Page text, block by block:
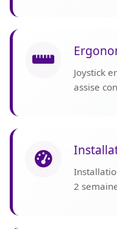
Joystick
assise
2